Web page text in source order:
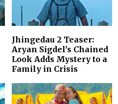
Jhingedau 2 Teaser:
Aryan Sigdel’s Chained
Look Adds Mystery to a
Family in Crisis